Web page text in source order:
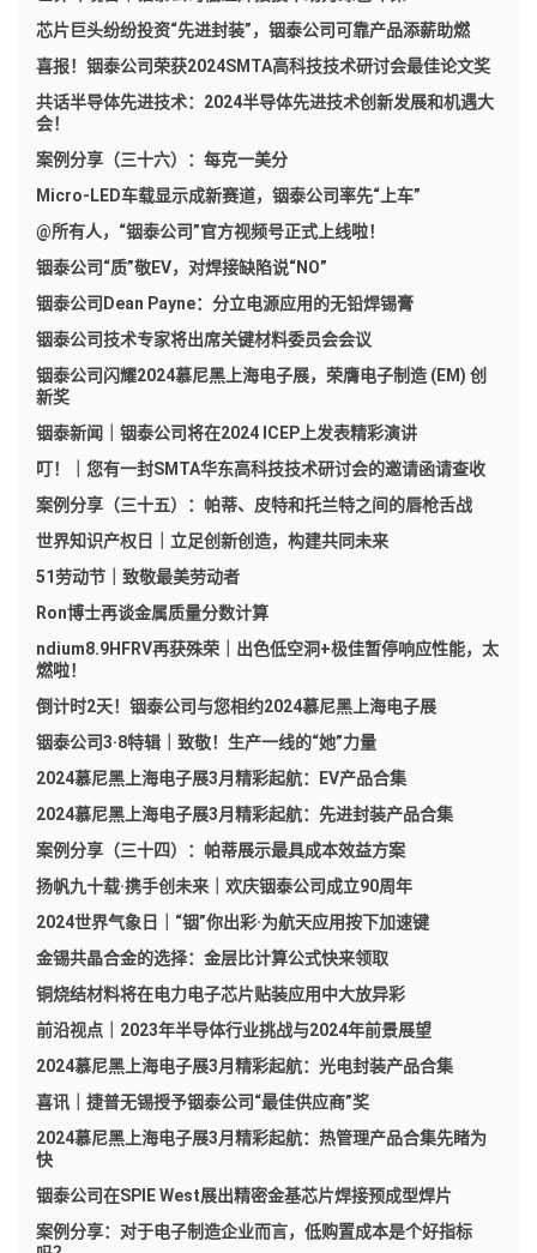
芯片巨头纷纷投资“先进封装”，铟泰公司可靠产品添薪助燃
喜报！铟泰公司荣获2024SMTA高科技技术研讨会最佳论文奖
共话半导体先进技术：2024半导体先进技术创新发展和机遇大
会！
案例分享（三十六）：每克一美分
Micro-LED车载显示成新赛道，铟泰公司率先“上车”
@所有人，“铟泰公司”官方视频号正式上线啦！
铟泰公司“质”敬EV，对焊接缺陷说“NO”
铟泰公司Dean Payne：分立电源应用的无铅焊锡膏
铟泰公司技术专家将出席关键材料委员会会议
铟泰公司闪耀2024慕尼黑上海电子展，荣膺电子制造 (EM) 创
新奖
铟泰新闻｜铟泰公司将在2024 ICEP上发表精彩演讲
叮！｜您有一封SMTA华东高科技技术研讨会的邀请函请查收
案例分享（三十五）：帕蒂、皮特和托兰特之间的唇枪舌战
世界知识产权日｜立足创新创造，构建共同未来
51劳动节｜致敬最美劳动者
Ron博士再谈金属质量分数计算
ndium8.9HFRV再获殊荣｜出色低空洞+极佳暂停响应性能，太
燃啦！
倒计时2天！铟泰公司与您相约2024慕尼黑上海电子展
铟泰公司3·8特辑｜致敬！生产一线的“她”力量
2024慕尼黑上海电子展3月精彩起航：EV产品合集
2024慕尼黑上海电子展3月精彩起航：先进封装产品合集
案例分享（三十四）：帕蒂展示最具成本效益方案
扬帆九十载·携手创未来｜欢庆铟泰公司成立90周年
2024世界气象日｜“铟”你出彩·为航天应用按下加速键
金锡共晶合金的选择：金层比计算公式快来领取
铜烧结材料将在电力电子芯片贴装应用中大放异彩
前沿视点｜2023年半导体行业挑战与2024年前景展望
2024慕尼黑上海电子展3月精彩起航：光电封装产品合集
喜讯｜捷普无锡授予铟泰公司“最佳供应商”奖
2024慕尼黑上海电子展3月精彩起航：热管理产品合集先睹为
快
铟泰公司在SPIE West展出精密金基芯片焊接预成型焊片
案例分享：对于电子制造企业而言，低购置成本是个好指标